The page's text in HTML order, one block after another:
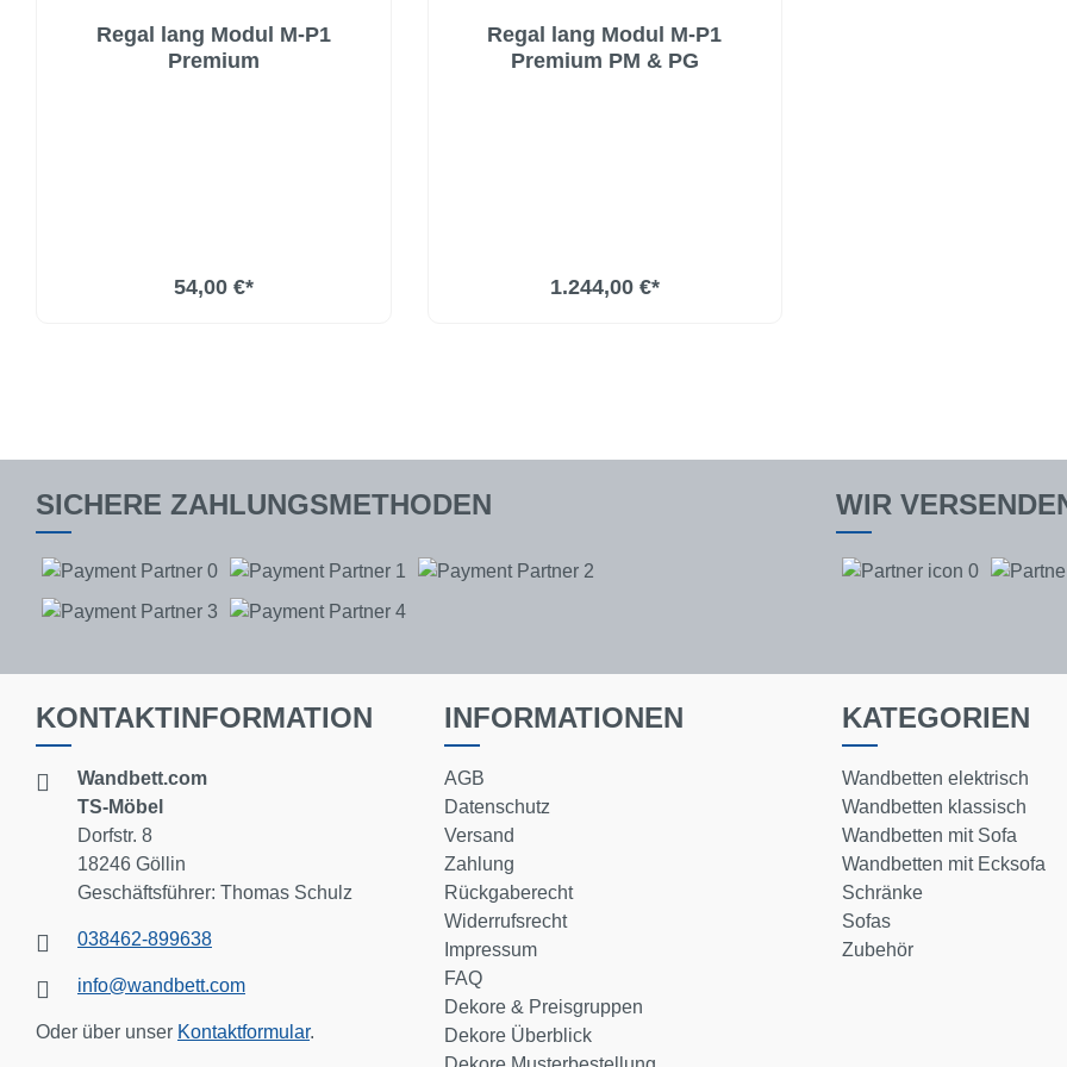
Regal lang Modul M-P1
Premium
54,00 €*
Regal lang Modul M-P1
Premium PM & PG
1.244,00 €*
SICHERE ZAHLUNGSMETHODEN WIR
KONTAKTINFORMATION
Wandbett.com
TS-Möbel
Dorfstr. 8
18246 Göllin
Geschäftsführer: Thomas Schulz
038462-899638
info@wandbett.com
Oder über unser Kontaktformular.
INFORMATIONEN
AGB
Datenschutz
Versand
Zahlung
Rückgaberecht
Widerrufsrecht
Impressum
FAQ
Dekore & Preisgruppen
Dekore Überblick
KATEGORIEN
Wandbetten elektrisch
Wandbetten klassisch
Wandbetten mit Sofa
Wandbetten mit Ecksofa
Schränke
Sofas
Zubehör